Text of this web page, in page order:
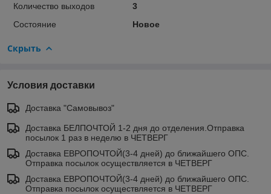
Количество выходов
3
Состояние
Новое
Скрыть
Условия доставки
Доставка "Самовывоз"
Доставка БЕЛПОЧТОЙ 1-2 дня до отделения.Отправка
посылок 1 раз в неделю в ЧЕТВЕРГ
Доставка ЕВРОПОЧТОЙ(3-4 дней) до ближайшего ОПС.
Отправка посылок осуществляется в ЧЕТВЕРГ
Доставка ЕВРОПОЧТОЙ(3-4 дней) до ближайшего ОПС.
Отправка посылок осуществляется в ЧЕТВЕРГ